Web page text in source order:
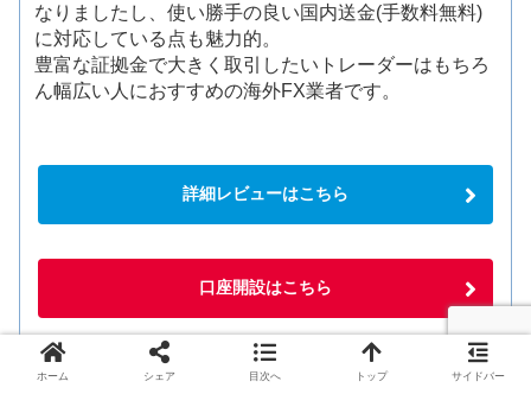
なりましたし、使い勝手の良い国内送金(手数料無料)
に対応している点も魅力的。
豊富な証拠金で大きく取引したいトレーダーはもちろ
ん幅広い人におすすめの海外FX業者です。
詳細レビューはこちら
口座開設はこちら
ホーム シェア 目次へ トップ サイドバー